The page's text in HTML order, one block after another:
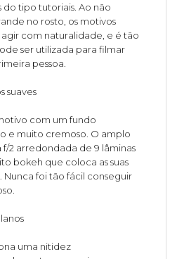
do tipo tutoriais. Ao não
no rosto, os motivos
agir com naturalidade, e é tão
ser utilizada para filmar
pessoa.
suaves
com um fundo
e muito cremoso. O amplo
2 arredondada de 9 lâminas
bokeh que coloca as suas
Nunca foi tão fácil conseguir
uma nitidez